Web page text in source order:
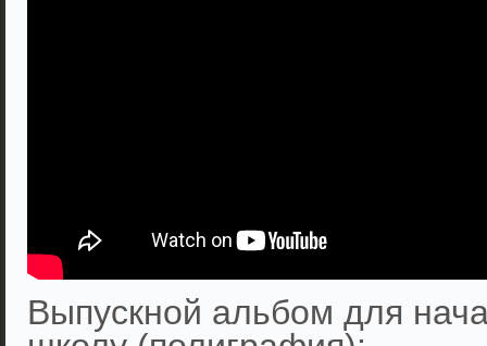
Выпускной альбом для